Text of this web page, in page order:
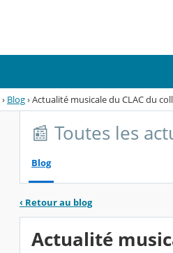
› Blog›Actualité musicale du CLAC du
📰 Toutes les
Blog
‹ Retour au blog
Actualité